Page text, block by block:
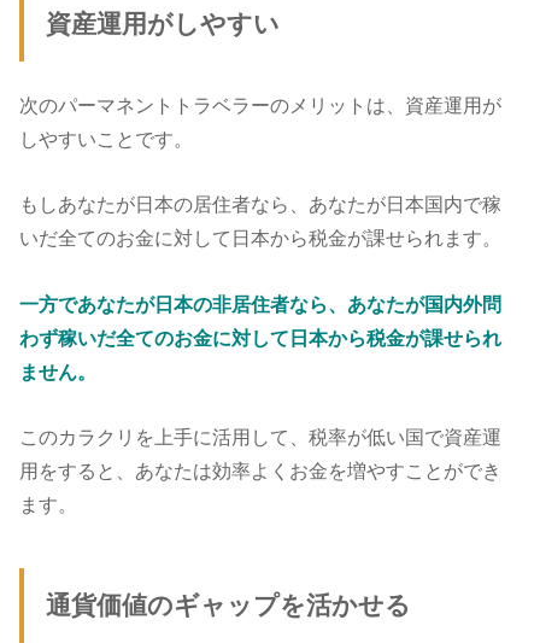
資産運用がしやすい
次のパーマネントトラベラーのメリットは、資産運用が
しやすいことです。
もしあなたが日本の居住者なら、あなたが日本国内で稼
いだ全てのお金に対して日本から税金が課せられます。
一方であなたが日本の非居住者なら、あなたが国内外問
わず稼いだ全てのお金に対して日本から税金が課せられ
ません。
このカラクリを上手に活用して、税率が低い国で資産運
用をすると、あなたは効率よくお金を増やすことができ
ます。
通貨価値のギャップを活かせる